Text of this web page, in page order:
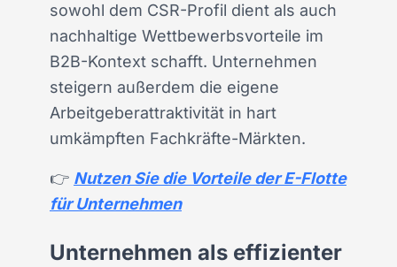
sowohl dem CSR-Profil dient als auch
nachhaltige Wettbewerbsvorteile im
B2B-Kontext schafft. Unternehmen
steigern außerdem die eigene
Arbeitgeberattraktivität in hart
umkämpften Fachkräfte-Märkten.
👉 Nutzen Sie die Vorteile der E-Flotte
für Unternehmen
Unternehmen als effizienter